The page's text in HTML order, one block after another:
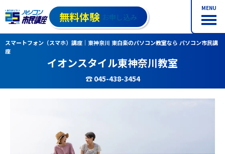
MENU
無料体験 お申し込み
スマートフォン（スマホ）講座｜東神奈川 東白楽のパソコン教室なら パソコン市民講
座
イオンスタイル東神奈川教室
☎ 045-438-3454